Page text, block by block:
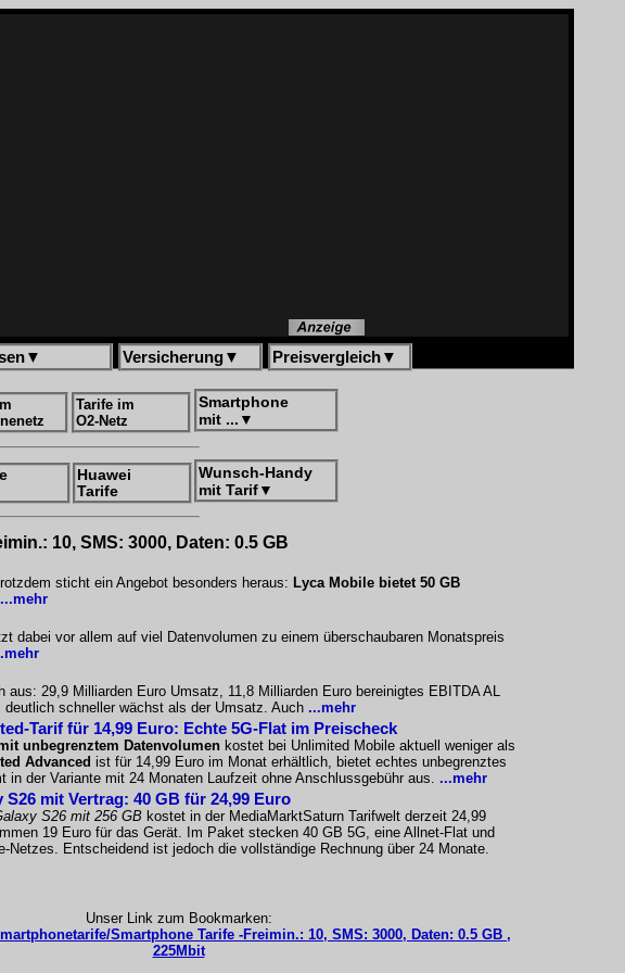
▼ Versicherung▼ Preisvergleich▼
Tarife im
O2-Netz
Smartphone
mit ... ▼
Huawei
Tarife
Wunsch-Handy
mit Tarif▼
10, SMS: 3000, Daten: 0.5 GB
sticht ein Angebot besonders heraus: Lyca Mobile bietet 50 GB
...mehr
dabei vor allem auf viel Datenvolumen zu einem überschaubaren Monatspreis
aus: 29,9 Milliarden Euro Umsatz, 11,8 Milliarden Euro bereinigtes EBITDA AL
schneller wächst als der Umsatz. Auch ...mehr
Tarif für 14,99 Euro: Echte 5G-Flat im Preischeck
unbegrenztem Datenvolumen kostet bei Unlimited Mobile aktuell weniger als
Advanced ist für 14,99 Euro im Monat erhältlich, bietet echtes unbegrenztes
in der Variante mit 24 Monaten Laufzeit ohne Anschlussgebühr aus. ...mehr
S26 mit Vertrag: 40 GB für 24,99 Euro
S26 mit 256 GB kostet in der MediaMarktSaturn Tarifwelt derzeit 24,99
19 Euro für das Gerät. Im Paket stecken 40 GB 5G, eine Allnet-Flat und
Netzes. Entscheidend ist jedoch die vollständige Rechnung über 24 Monate.
Unser Link zum Bookmarken:
Smartphone Tarife -Freimin.: 10, SMS: 3000, Daten: 0.5 GB ,
225Mbit